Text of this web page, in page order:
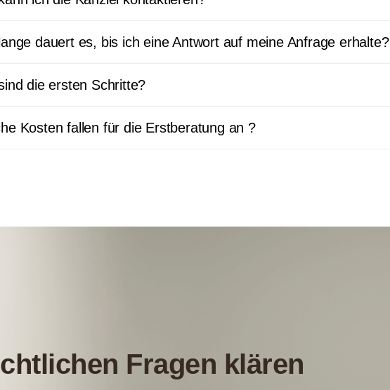
dauert es, bis ich eine Antwort auf meine Anfrage erhalte?
die ersten Schritte?
Kosten fallen für die Erstberatung an ?
Fragen klären